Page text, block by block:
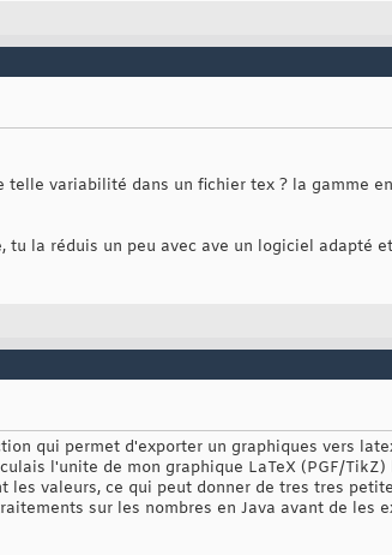
telle variabilité dans un fichier tex ? la gamme
tu la réduis un peu avec ave un logiciel adapté
qui permet d'exporter un graphiques vers
l'unite de mon graphique LaTeX (PGF/
valeurs, ce qui peut donner de tres tres
sur les nombres en Java avant de les